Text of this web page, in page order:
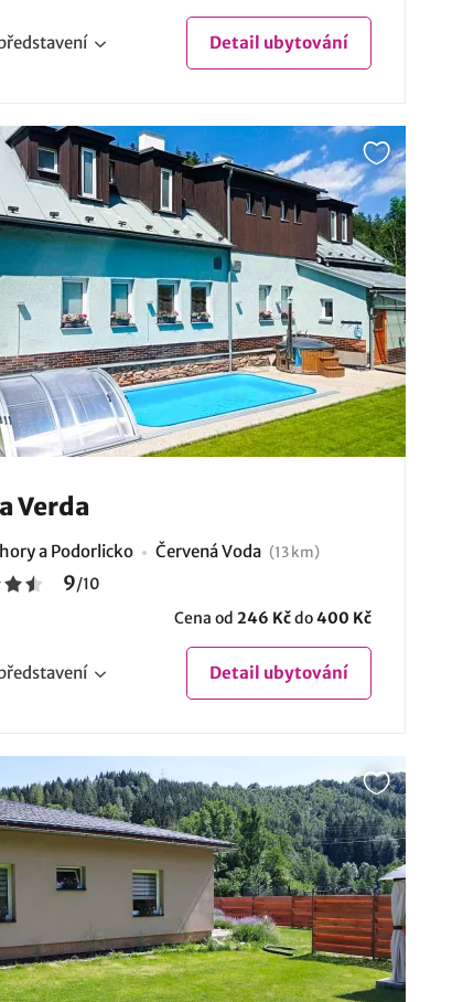
Detail ubytování
Verda
a Podorlicko Červená Voda (13 km)
9/10
Cena od 246 Kčdo400 Kč
Detail ubytování